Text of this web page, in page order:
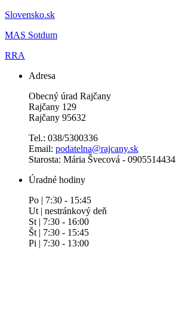
Slovensko.sk
MAS Sotdum
RRA
Adresa
Obecný úrad Rajčany
Rajčany 129
Rajčany 95632
Tel.: 038/5300336
Email: podatelna@rajcany.sk
Starosta: Mária Švecová - 0905514434
Úradné hodiny
Po | 7:30 - 15:45
Ut | nestránkový deň
St | 7:30 - 16:00
Št | 7:30 - 15:45
Pi | 7:30 - 13:00